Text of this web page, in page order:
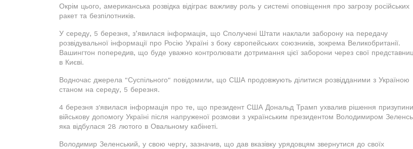
Окрім цього, американська розвідка відіграє важливу роль у системі оповіщення про загрозу російських
ракет та безпілотників.
У середу, 5 березня, з’явилася інформація, що Сполучені Штати наклали заборону на передачу
розвідувальної інформації про Росію Україні з боку європейських союзників, зокрема Великобританії.
Вашингтон попередив, що буде уважно контролювати дотримання цієї заборони через свої
в Києві.
Водночас джерела "Суспільного" повідомили, що США продовжують ділитися розвідданими з Україною
станом на середу, 5 березня.
4 березня з'явилася інформація про те, що президент США Дональд Трамп ухвалив рішення
військову допомогу Україні після напруженої розмови з українським президентом Володимиром
яка відбулася 28 лютого в Овальному кабінеті.
Володимир Зеленський, у свою чергу, зазначив, що дав вказівку урядовцям звернутися до своїх